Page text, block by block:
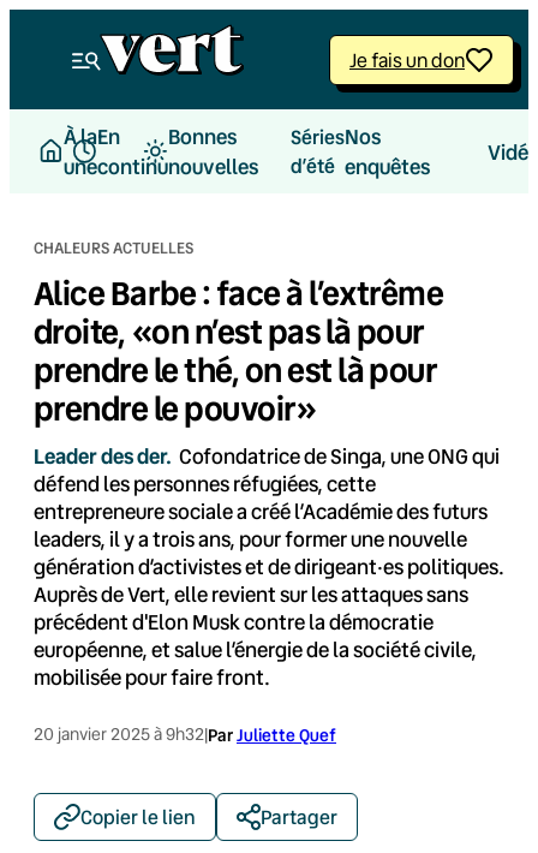
Je fais un don
À la
une
En
continu
Bonnes
nouvelles
Séries
d’été
Nos
enquêtes
CHALEURS ACTUELLES
Alice Barbe : face à l’extrême
droite, «on n’est pas là pour
prendre le thé, on est là pour
prendre le pouvoir»
Leader des der. Cofondatrice de Singa, une ONG qui
défend les personnes réfugiées, cette
entrepreneure sociale a créé l’Académie des futurs
leaders, il y a trois ans, pour former une nouvelle
génération d’activistes et de dirigeant·es politiques.
Auprès de Vert, elle revient sur les attaques sans
précédent d'Elon Musk contre la démocratie
européenne, et salue l’énergie de la société civile,
mobilisée pour faire front.
20 janvier 2025 à 9h32|ParJuliette Quef
Copier le lien Partager